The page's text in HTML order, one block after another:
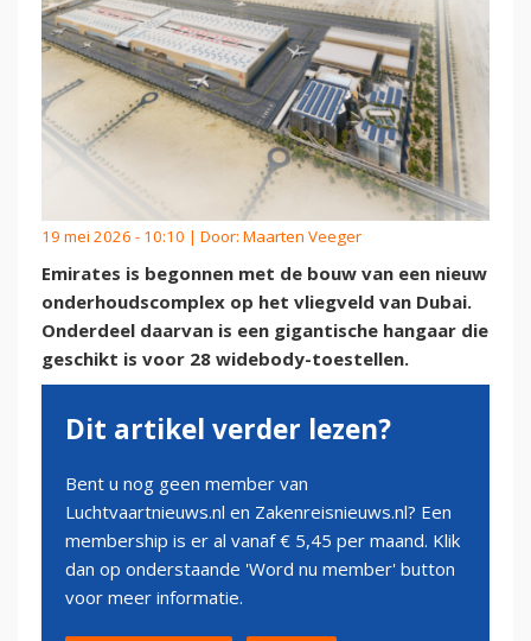
19 mei 2026 - 10:10 | Door: Maarten Veeger
Emirates is begonnen met de bouw van een nieuw
onderhoudscomplex op het vliegveld van Dubai.
Onderdeel daarvan is een gigantische hangaar die
geschikt is voor 28 widebody-toestellen.
Dit artikel verder lezen?
Bent u nog geen member van
Luchtvaartnieuws.nl en Zakenreisnieuws.nl? Een
membership is er al vanaf € 5,45 per maand. Klik
dan op onderstaande 'Word nu member' button
voor meer informatie.